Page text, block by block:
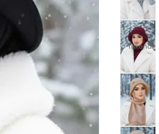
Tükendi